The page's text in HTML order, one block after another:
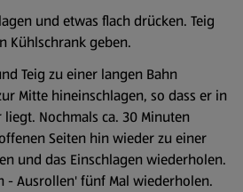
und etwas flach drücken. Teig
Kühlschrank geben.
Teig zu einer langen Bahn
Mitte hineinschlagen, so dass er in
Nochmals ca. 30 Minuten
Seiten hin wieder zu einer
und das Einschlagen wiederholen.
- Ausrollen' fünf Mal wiederholen.